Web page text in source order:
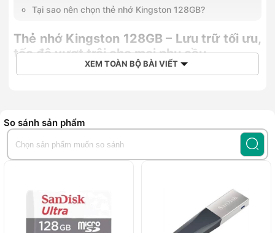
Tại sao nên chọn thẻ nhớ Kingston 128GB?
Thẻ nhớ Kingston 128GB – Lưu trữ tối ưu,
tốc độ vượt trội cho mọi nhu cầu
Trong thời đại kỹ thuật số hiện nay, việc quản lý dữ liệu và
tốc độ, hiệu suất, và tính bền bỉ. Với thiết kế tinh tế, dung
lượng lớn cùng những công nghệ hiện đại, sản phẩm này
đáp ứng tốt nhu cầu từ người dùng phổ thông đến các nhiếp
Dung lượng lớn – Không gian rộng mở cho mọi
sáng tạo
XEM TOÀN BỘ BÀI VIẾT
So sánh sản phẩm